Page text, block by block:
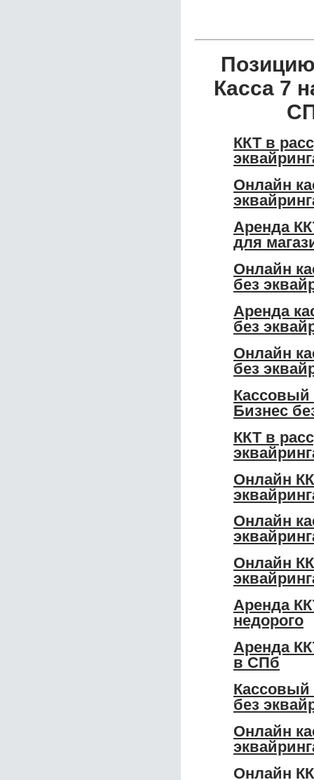
Касса 7
ККТ в
Онлайн
Аренда
для
Онлайн
без
Аренда
без
Онлайн
без
Кассовый
Бизнес
ККТ в
Онлайн
Онлайн
Онлайн
Аренда
недорого
Аренда
в СПб
Кассовый
без
Онлайн
Онлайн